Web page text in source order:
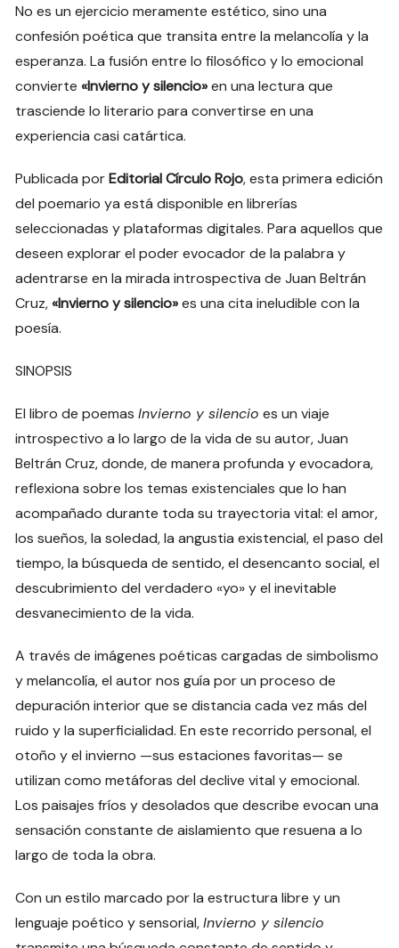
No es un ejercicio meramente estético, sino una
confesión poética que transita entre la melancolía y la
esperanza. La fusión entre lo filosófico y lo emocional
convierte«Invierno y silencio»en una lectura que
trasciende lo literario para convertirse en una
experiencia casi catártica.
Publicada porEditorial Círculo Rojo, esta primera edición
del poemario ya está disponible en librerías
seleccionadas y plataformas digitales. Para aquellos que
deseen explorar el poder evocador de la palabra y
adentrarse en la mirada introspectiva de Juan Beltrán
Cruz,«Invierno y silencio»es una cita ineludible con la
poesía.
SINOPSIS
El libro de poemasInvierno y silencio es un viaje
introspectivo a lo largo de la vida de su autor, Juan
Beltrán Cruz, donde, de manera profunda y evocadora,
reflexiona sobre los temas existenciales que lo han
acompañado durante toda su trayectoria vital: el amor,
los sueños, la soledad, la angustia existencial, el paso del
tiempo, la búsqueda de sentido, el desencanto social, el
descubrimiento del verdadero «yo» y el inevitable
desvanecimiento de la vida.
A través de imágenes poéticas cargadas de simbolismo
y melancolía, el autor nos guía por un proceso de
depuración interior que se distancia cada vez más del
ruido y la superficialidad. En este recorrido personal, el
otoño y el invierno —sus estaciones favoritas— se
utilizan como metáforas del declive vital y emocional.
Los paisajes fríos y desolados que describe evocan una
sensación constante de aislamiento que resuena a lo
largo de toda la obra.
Con un estilo marcado por la estructura libre y un
lenguaje poético y sensorial,Invierno y silencio